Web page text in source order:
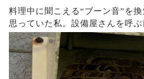
料理中に聞こえる“ブーン音”を
思っていた私。設備屋さんを呼
た瞬間、家の壁にあった想像外
置していたら大変なことになっ
い